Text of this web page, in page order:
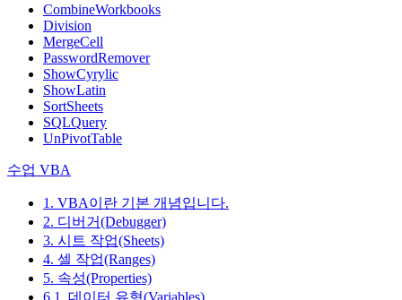
CombineWorkbooks
Division
MergeCell
PasswordRemover
ShowCyrylic
ShowLatin
SortSheets
SQLQuery
UnPivotTable
수업 VBA
1. VBA이란 기본 개념입니다.
2. 디버거(Debugger)
3. 시트 작업(Sheets)
4. 셀 작업(Ranges)
5. 속성(Properties)
6.1. 데이터 유형(Variables)